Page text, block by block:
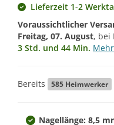
Lieferzeit 1-2
Voraussichtlicher
Freitag, 07. August, bei
3 Std. und 44 Min.
Bereits 585 Heimwerker
Nagellänge: 8,5